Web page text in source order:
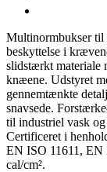
Multinormbukser til
beskyttelse i
slidstærkt materiale
knæene. Udstyret
gennemtænkte
snavsede.
til industriel vask
Certificeret i
EN ISO 11611, EN
cal/cm².